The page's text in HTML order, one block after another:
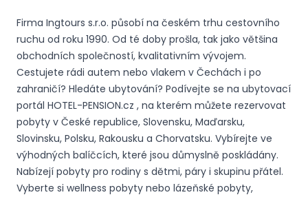
Firma Ingtours s.r.o. působí na českém trhu cestovního
ruchu od roku 1990. Od té doby prošla, tak jako většina
obchodních společností, kvalitativním vývojem.
Cestujete rádi autem nebo vlakem v Čechách i po
zahraničí? Hledáte ubytování? Podívejte se na ubytovací
portál HOTEL-PENSION.cz , na kterém můžete rezervovat
pobyty v České republice, Slovensku, Maďarsku,
Slovinsku, Polsku, Rakousku a Chorvatsku. Vybírejte ve
výhodných balíčcích, které jsou důmyslně poskládány.
Nabízejí pobyty pro rodiny s dětmi, páry i skupinu přátel.
Vyberte si wellness pobyty nebo lázeňské pobyty,